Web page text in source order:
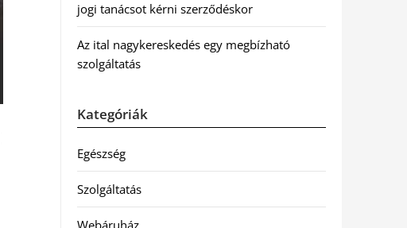
jogi tanácsot kérni szerződéskor
Az ital nagykereskedés egy megbízható
szolgáltatás
Kategóriák
Egészség
Szolgáltatás
Webáruház